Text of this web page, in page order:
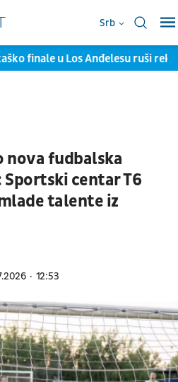
Srb
u Los Anđelesu ruši rekorde:
nova fudbalska
Sportski centar T6
talente iz
12:53